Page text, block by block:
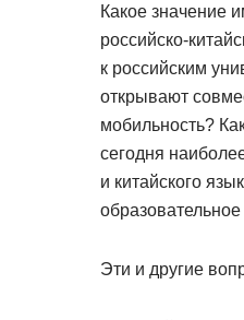
Какое значение
российско-
к российским
открывают
мобильность?
сегодня
и китайского
Эти и другие